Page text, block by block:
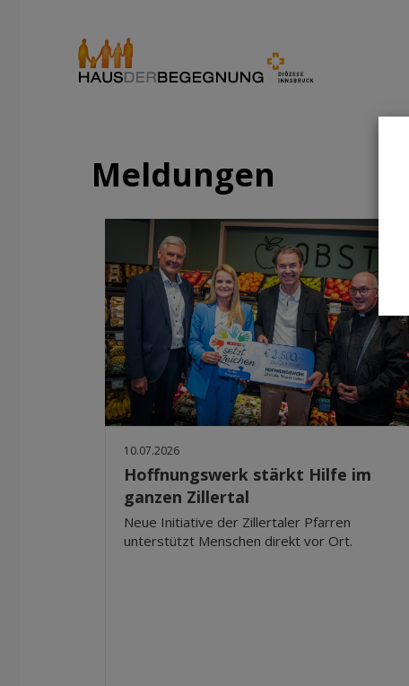
Meldungen
10.07.2026
Hoffnungswerk stärkt Hilfe im
ganzen Zillertal
Neue Initiative der Zillertaler Pfarren
unterstützt Menschen direkt vor Ort.